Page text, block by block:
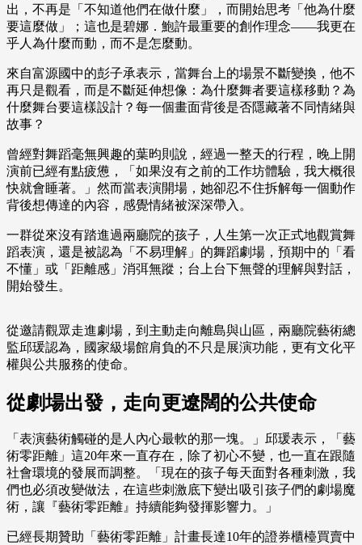
出，不再是「不知道他們在做什麼」，而開始思考「他為什麼
要這麼做」；這也是碧娜．鮑許最重要的創作理念——我更在
乎人為什麼而動，而不是怎麼動。
來自富源國中的彭子承表示，當舞台上的場景不斷變換，他不
再只是觀看，而是不斷延伸想像：為什麼舞者要這樣移動？為
什麼舞台要這樣設計？每一個畫面背後是否隱藏著不同情緒與
故事？
曾經對舞蹈毫無興趣的葉昀則說，經過一整天的行程，晚上開
演前已經有點疲憊，「如果沒有之前的工作坊體驗，我大概很
快就會睡著。」然而當表演開場，她卻忍不住拆解每一個動作
背後想傳達的內容，感覺情緒被深深帶入。
一群從來沒有踏進過兩廳院的孩子，人生第一次正式地觀賞舞
蹈表演，還是被認為「不易理解」的舞蹈劇場，預期中的「看
不懂」或「距離感」消弭無蹤；台上台下無聲的理解與對話，
開始發生。
從邀請觀眾走進劇場，到主動走向離島與山區，兩廳院藝術總
監邱瑗認為，國家級場館肩負的不只是展演功能，更有文化平
權與公共服務的使命。
從劇場出發，走向更遼闊的公共使命
「表演藝術觸碰的是人內心最軟的那一塊。」邱瑗表示，「藝
術零距離」這20年來一直存在，除了初心不變，也一直在跟隨
社會環境的發展而調整。「現在的孩子每天面對各種刺激，我
們也必須改變做法，在這些刺激底下變出吸引孩子們的劇場魔
術，讓『藝術零距離』持續能夠發揮影響力。」
已經長期贊助「藝術零距離」計畫長達10年的證券櫃檯買賣中